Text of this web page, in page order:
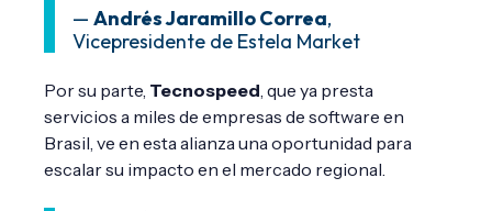
— Andrés Jaramillo Correa,
Vicepresidente de Estela Market
Por su parte, Tecnospeed, que ya presta
servicios a miles de empresas de software en
Brasil, ve en esta alianza una oportunidad para
escalar su impacto en el mercado regional.